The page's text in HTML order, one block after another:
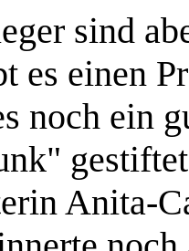
sind
es einen
noch ein
Anita-